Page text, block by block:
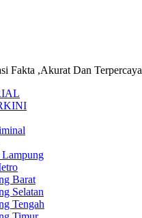
Fakta ,Akurat Dan Terpercaya
Lampung
Barat
Selatan
Tengah